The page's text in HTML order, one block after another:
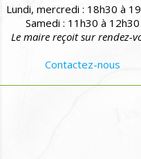
Lundi, mercredi : 18h30 à
Samedi : 11h30 à 12h30
Le maire reçoit sur rendez-
Contactez-nous